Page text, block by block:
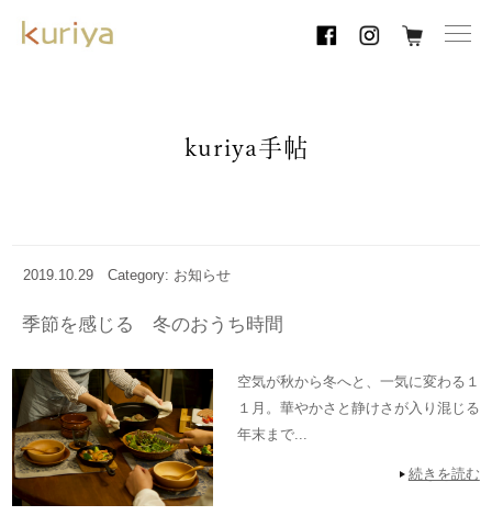
kuriya手帖
2019.10.29 Category: お知らせ
季節を感じる 冬のおうち時間
空気が秋から冬へと、一気に変わる１
１月。華やかさと静けさが入り混じる
年末まで...
続きを読む